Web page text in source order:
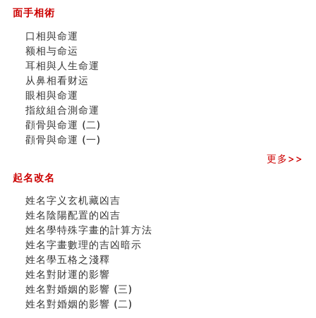
刘燮鈞讲人相 手纹与命运(一)
玄空本义 (二)
大門風水五大禁忌！大門風水擺設？門中門風水解方？
出现这几种面相桃花泛
寓意好的五行属水的汉字有哪些？五行属水的汉字大全
玄空本义 (一)
＂天下第一关＂的由来
无名指长的人有艺术天赋？手指长短能看出什么？
六爻測住宅風水 (三)
姓名學特殊字畫的計算方法
風水辟邪大全
七夕节 我国唯一一个以女性为主角传统节日
手指饱满福运加身，这种手相福运在何处？
八字铁口直断经验总结五十条
《高岛易断》(四)
民間風水知識九十四條
马斯克八字分析
饭店餐馆风水布局知识
面手相術
口相與命運
额相与命运
耳相與人生命運
从鼻相看财运
眼相與命運
指紋組合測命運
顴骨與命運 (二)
顴骨與命運 (一)
更多>>
起名改名
姓名字义玄机藏凶吉
姓名陰陽配置的凶吉
姓名學特殊字畫的計算方法
姓名字畫數理的吉凶暗示
姓名學五格之淺釋
姓名對財運的影響
姓名對婚姻的影響 (三)
姓名對婚姻的影響 (二)